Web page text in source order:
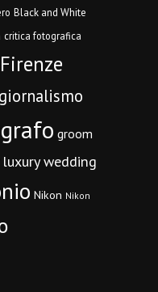
Black and White
critica fotografica
Firenze
groom
luxury wedding
Nikon Nikon